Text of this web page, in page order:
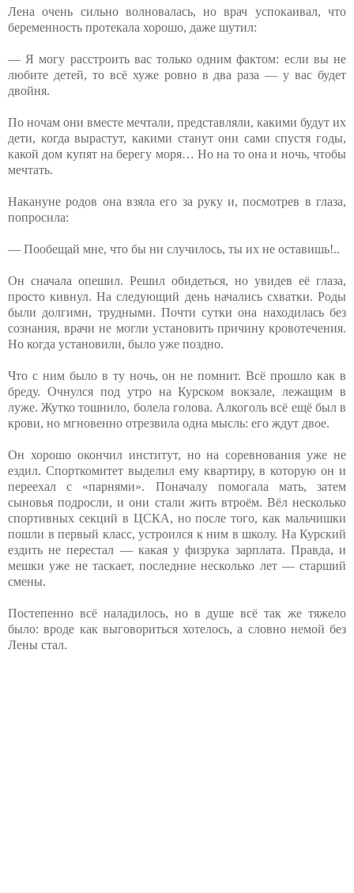
Лена очень сильно волновалась, но врач успокаивал, что
беременность протекала хорошо, даже шутил:
— Я могу расстроить вас только одним фактом: если вы не
любите детей, то всё хуже ровно в два раза — у вас будет
двойня.
По ночам они вместе мечтали, представляли, какими будут их
дети, когда вырастут, какими станут они сами спустя годы,
какой дом купят на берегу моря… Но на то она и ночь, чтобы
мечтать.
Накануне родов она взяла его за руку и, посмотрев в глаза,
попросила:
— Пообещай мне, что бы ни случилось, ты их не оставишь!..
Он сначала опешил. Решил обидеться, но увидев её глаза,
просто кивнул. На следующий день начались схватки. Роды
были долгими, трудными. Почти сутки она находилась без
сознания, врачи не могли установить причину кровотечения.
Но когда установили, было уже поздно.
Что с ним было в ту ночь, он не помнит. Всё прошло как в
бреду. Очнулся под утро на Курском вокзале, лежащим в
луже. Жутко тошнило, болела голова. Алкоголь всё ещё был в
крови, но мгновенно отрезвила одна мысль: его ждут двое.
Он хорошо окончил институт, но на соревнования уже не
ездил. Спорткомитет выделил ему квартиру, в которую он и
переехал с «парнями». Поначалу помогала мать, затем
сыновья подросли, и они стали жить втроём. Вёл несколько
спортивных секций в ЦСКА, но после того, как мальчишки
пошли в первый класс, устроился к ним в школу. На Курский
ездить не перестал — какая у физрука зарплата. Правда, и
мешки уже не таскает, последние несколько лет — старший
смены.
Постепенно всё наладилось, но в душе всё так же тяжело
было: вроде как выговориться хотелось, а словно немой без
Лены стал.